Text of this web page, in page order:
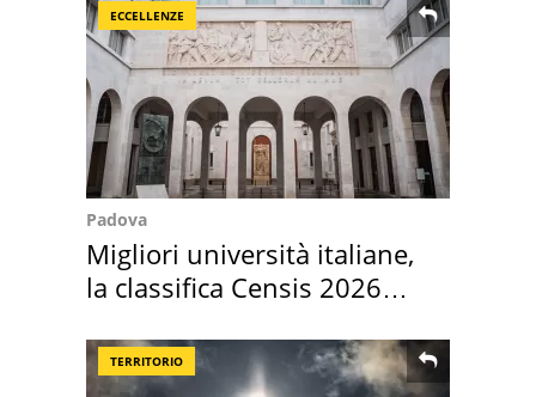
ECCELLENZE
Padova
Migliori università italiane,
la classifica Censis 2026
TERRITORIO